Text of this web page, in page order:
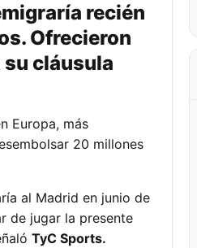
recién
Ofrecieron
su cláusula
Europa, más
20 millones
al Madrid en junio de
de jugar la presente
TyC Sports.